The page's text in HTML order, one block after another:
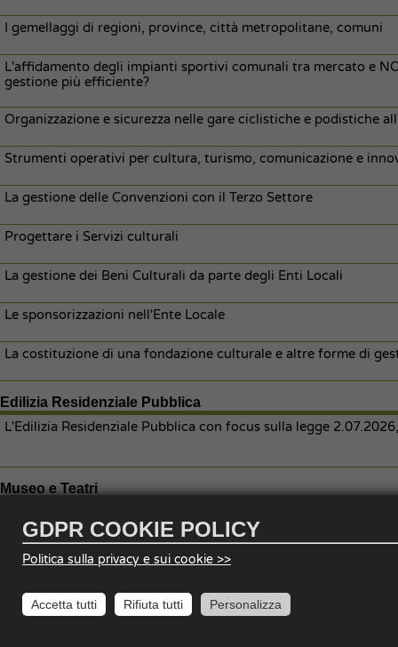
I gemellaggi di regioni, province, città metropolitane, comuni
L'affidamento degli impianti sportivi comunali tra mercato e
gestione più efficiente?
Organizzazione e sicurezza nelle gare ciclistiche e podistiche
Strumenti operativi per cultura, turismo, comunicazione e
La gestione delle Convenzioni con il Terzo Settore
Progettare i Servizi culturali
La gestione dei Beni Culturali da parte degli Enti Locali
Le sponsorizzazioni nell'Ente Locale
La costituzione di una fondazione culturale e altre forme di
Edilizia Residenziale Pubblica
L'Edilizia Residenziale Pubblica con focus sulla legge
Museo e Teatri
ACCOGLIERE O INSERIRE? Progettare l'accoglienza alla
GDPR COOKIE POLICY
Politica sulla privacy e sui cookie >>
Accetta tutti Rifiuta tutti Personalizza